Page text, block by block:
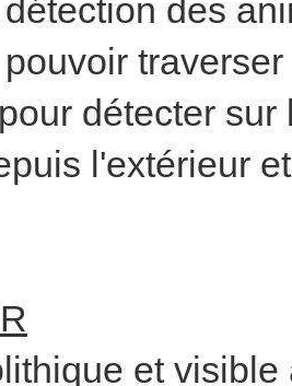
des
détecter
l'extérieur
et